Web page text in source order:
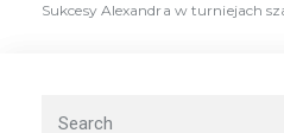
Sukcesy Alexandra w turniejach